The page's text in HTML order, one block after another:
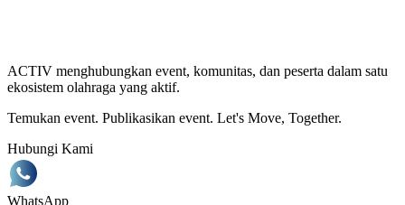
ACTIV menghubungkan event, komunitas, dan peserta dalam satu
ekosistem olahraga yang aktif.
Temukan event. Publikasikan event. Let's Move, Together.
Hubungi Kami
WhatsApp